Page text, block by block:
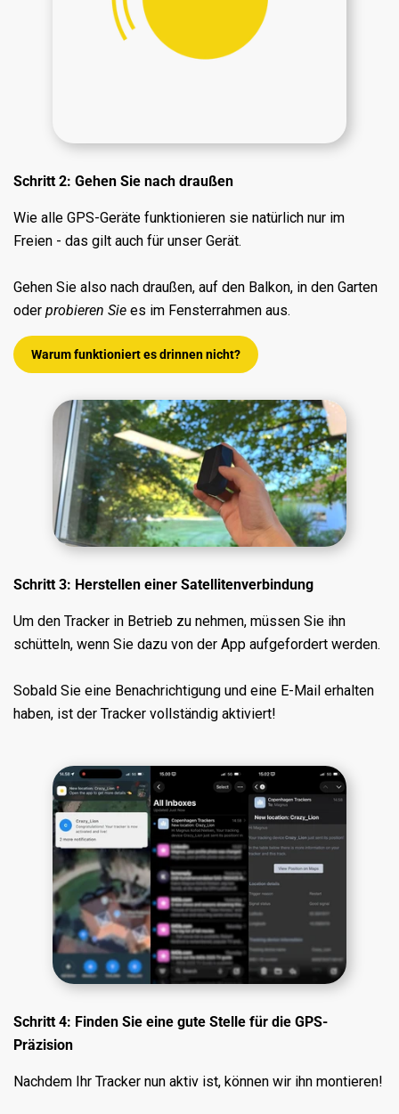
Schritt 2: Gehen Sie nach draußen
Wie alle GPS-Geräte funktionieren sie natürlich nur im
Freien - das gilt auch für unser Gerät.
Gehen Sie also nach draußen, auf den Balkon, in den Garten
oder probieren Sie es im Fensterrahmen aus.
Warum funktioniert es drinnen nicht?
Schritt 3: Herstellen einer Satellitenverbindung
Um den Tracker in Betrieb zu nehmen, müssen Sie ihn
schütteln, wenn Sie dazu von der App aufgefordert werden.
Sobald Sie eine Benachrichtigung und eine E-Mail erhalten
haben, ist der Tracker vollständig aktiviert!
Schritt 4: Finden Sie eine gute Stelle für die GPS-
Präzision
Nachdem Ihr Tracker nun aktiv ist, können wir ihn montieren!